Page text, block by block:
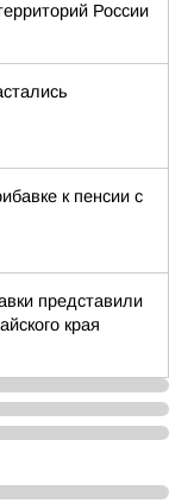
России
к пенсии с
представили
края